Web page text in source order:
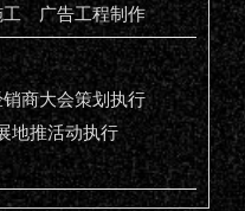
工 广告工程制作
销商大会策划执行
地推活动执行